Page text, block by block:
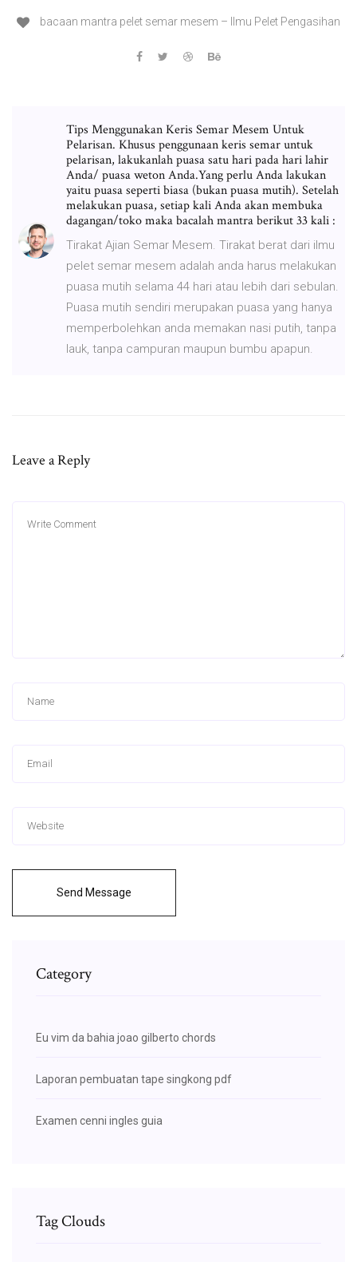
bacaan mantra pelet semar mesem – Ilmu Pelet Pengasihan
Tips Menggunakan Keris Semar Mesem Untuk
Pelarisan. Khusus penggunaan keris semar untuk
pelarisan, lakukanlah puasa satu hari pada hari lahir
Anda/ puasa weton Anda.Yang perlu Anda lakukan
yaitu puasa seperti biasa (bukan puasa mutih). Setelah
melakukan puasa, setiap kali Anda akan membuka
dagangan/toko maka bacalah mantra berikut 33 kali :
Tirakat Ajian Semar Mesem. Tirakat berat dari ilmu
pelet semar mesem adalah anda harus melakukan
puasa mutih selama 44 hari atau lebih dari sebulan.
Puasa mutih sendiri merupakan puasa yang hanya
memperbolehkan anda memakan nasi putih, tanpa
lauk, tanpa campuran maupun bumbu apapun.
Leave a Reply
Send Message
Category
Eu vim da bahia joao gilberto chords
Laporan pembuatan tape singkong pdf
Examen cenni ingles guia
Tag Clouds